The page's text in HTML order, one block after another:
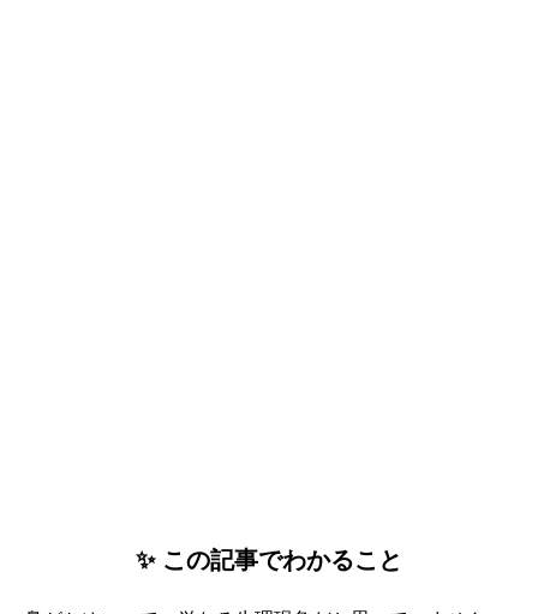
✨ この記事でわかること